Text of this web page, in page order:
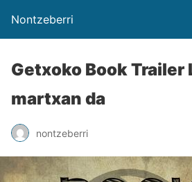
Nontzeberri
Getxoko Book Trailer
martxan da
nontzeberri